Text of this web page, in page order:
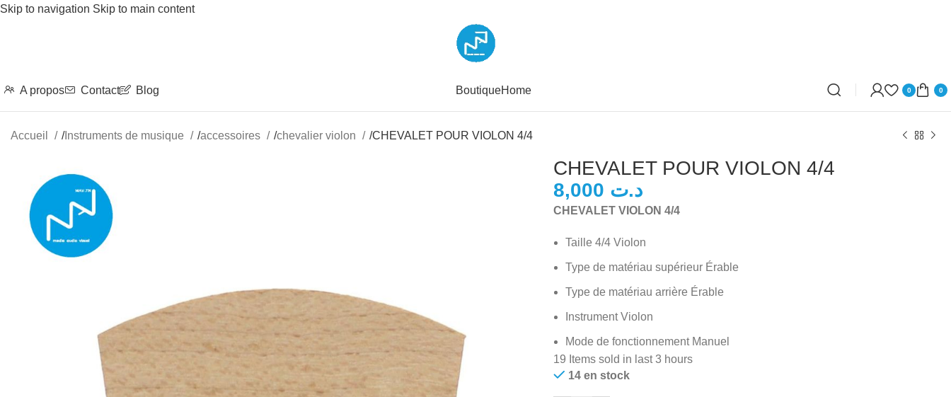
Skip to navigation Skip to main content
A propos Contact Blog BoutiqueHome 0 0
Accueil /Instruments de musique /accessoires /chevalier violon /CHEVALET POUR VIOLON 4/4
CHEVALET POUR VIOLON 4/4
د.ت
CHEVALET VIOLON 4/4
Taille 4/4 Violon
Type de matériau supérieur Érable
Type de matériau arrière Érable
Instrument Violon
Mode de fonctionnement Manuel
19 Items sold in last 3 hours
14 en stock